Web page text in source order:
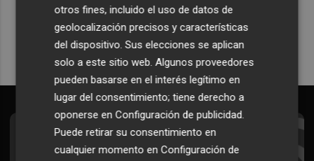
Quiero suscribirme
Suscríbete al Boletín
otros fines, incluido el uso de datos de
geolocalización precisos y características
del dispositivo. Sus elecciones se aplican
solo a este sitio web. Algunos proveedores
pueden basarse en el interés legítimo en
lugar del consentimiento; tiene derecho a
oponerse enConfiguración de publicidad.
Puede retirar su consentimiento en
cualquier momento enConfiguración de